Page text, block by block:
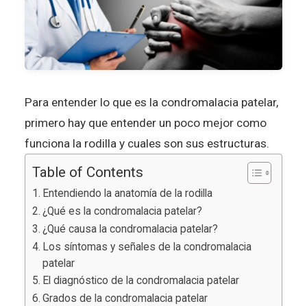
Para entender lo que es la condromalacia patelar,
primero hay que entender un poco mejor como
funciona la rodilla y cuales son sus estructuras.
Table of Contents
Entendiendo la anatomía de la rodilla
¿Qué es la condromalacia patelar?
¿Qué causa la condromalacia patelar?
Los síntomas y señales de la condromalacia
patelar
El diagnóstico de la condromalacia patelar
Grados de la condromalacia patelar